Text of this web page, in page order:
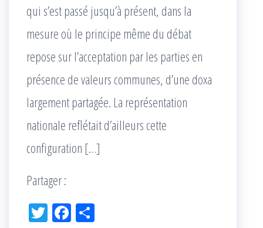
qui s’est passé jusqu’à présent, dans la
mesure où le principe même du débat
repose sur l’acceptation par les parties en
présence de valeurs communes, d’une doxa
largement partagée. La représentation
nationale reflétait d’ailleurs cette
configuration […]
Partager :
Tw Fac